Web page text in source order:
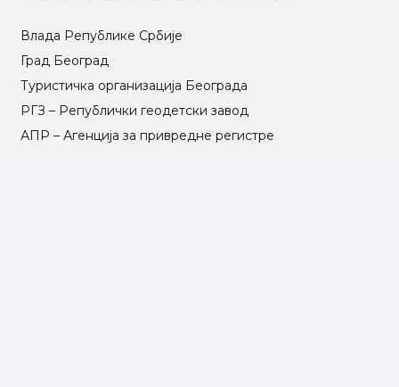
Влада Републике Србије
Град Београд
Туристичка организација Београда
РГЗ – Републички геодетски завод
АПР – Агенција за привредне регистре